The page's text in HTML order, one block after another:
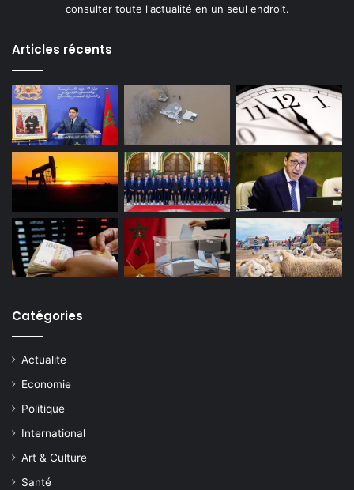
consulter toute l'actualité en un seul endroit.
Articles récents
Catégories
Actualite
Economie
Politique
International
Art & Culture
Santé